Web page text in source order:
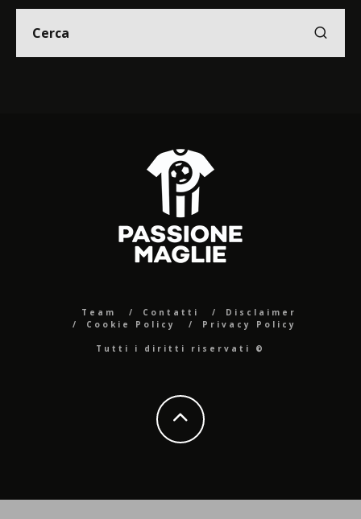
Team Contatti
Disclaimer
Cookie Policy
Privacy Policy
Tutti i diritti riservati ©